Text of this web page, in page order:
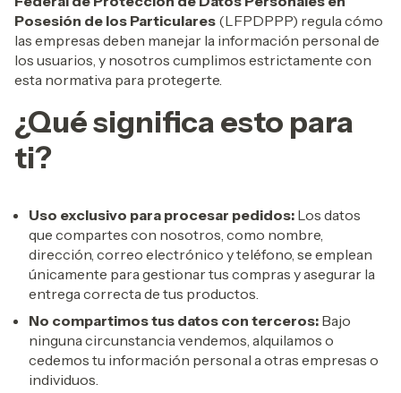
Posesión de los Particulares (LFPDPPP) regula cómo
las empresas deben manejar la información personal de
los usuarios, y nosotros cumplimos estrictamente con
esta normativa para protegerte.
¿Qué significa esto para
ti?
Uso exclusivo para procesar pedidos: Los datos
que compartes con nosotros, como nombre,
dirección, correo electrónico y teléfono, se emplean
únicamente para gestionar tus compras y asegurar la
entrega correcta de tus productos.
No compartimos tus datos con terceros: Bajo
ninguna circunstancia vendemos, alquilamos o
cedemos tu información personal a otras empresas o
individuos.